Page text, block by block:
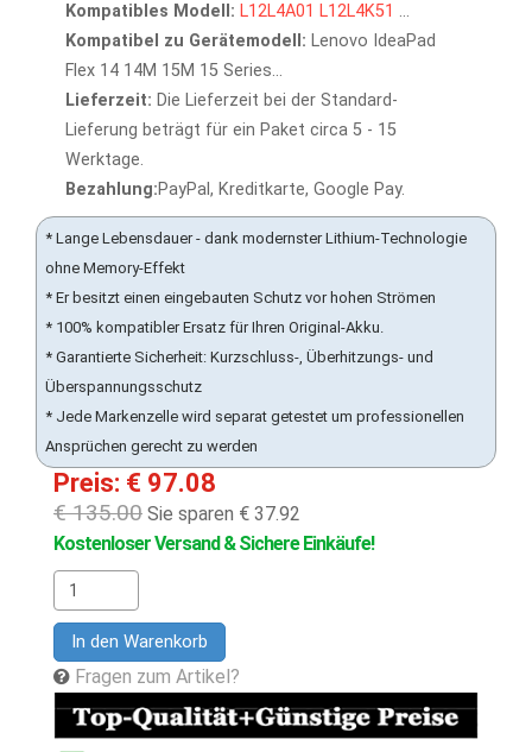
Kompatibles Modell: L12L4A01 L12L4K51 ...
Kompatibel zu Gerätemodell: Lenovo IdeaPad
Flex 14 14M 15M 15 Series...
Lieferzeit: Die Lieferzeit bei der Standard-
Lieferung beträgt für ein Paket circa 5 - 15
Werktage.
Bezahlung:PayPal, Kreditkarte, Google Pay.
* Lange Lebensdauer - dank modernster Lithium-Technologie
ohne Memory-Effekt
* Er besitzt einen eingebauten Schutz vor hohen Strömen
* 100% kompatibler Ersatz für Ihren Original-Akku.
* Garantierte Sicherheit: Kurzschluss-, Überhitzungs- und
Überspannungsschutz
* Jede Markenzelle wird separat getestet um professionellen
Ansprüchen gerecht zu werden
Preis: € 97.08
€ 135.00 Sie sparen € 37.92
Kostenloser Versand & Sichere Einkäufe!
In den Warenkorb
Fragen zum Artikel?